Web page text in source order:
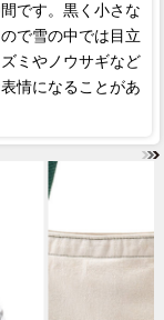
です。黒く小さな
で雪の中では目立
ミやノウサギなど
情になることがあ